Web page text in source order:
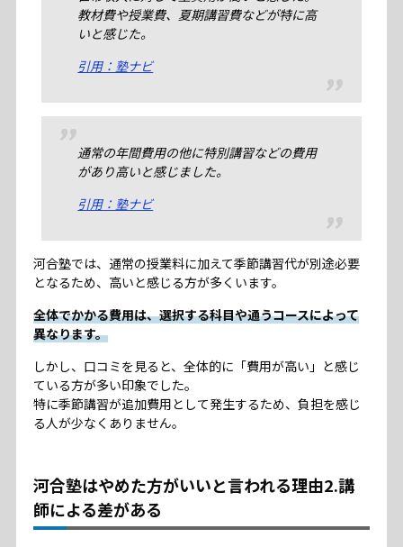
教材費や授業費、夏期講習費などが特に高
いと感じた。
引用：塾ナビ
通常の年間費用の他に特別講習などの費用
があり高いと感じました。
引用：塾ナビ
河合塾では、通常の授業料に加えて季節講習代が別途必要
となるため、高いと感じる方が多くいます。
全体でかかる費用は、選択する科目や通うコースによって
異なります。
しかし、口コミを見ると、全体的に「費用が高い」と感じ
ている方が多い印象でした。
特に季節講習が追加費用として発生するため、負担を感じ
る人が少なくありません。
河合塾はやめた方がいいと言われる理由2.講
師による差がある